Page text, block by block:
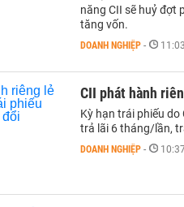
năng CII sẽ huỷ đợt
tăng vốn.
DOANH NGHIỆP -
CII phát hành
Kỳ hạn trái phiếu
trả lãi 6 tháng/lần,
DOANH NGHIỆP -